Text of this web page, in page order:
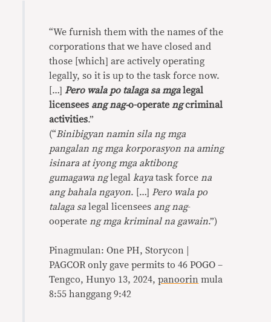
“We furnish them with the names of the
corporations that we have closed and
those [which] are actively operating
legally, so it is up to the task force now.
[…] Pero wala po talaga sa mgalegal
licensees ang nag-o-operate ngcriminal
activities.”
(“Binibigyan namin sila ng mga
pangalan ng mga korporasyon na aming
isinara at iyong mga aktibong
gumagawa nglegal kaya task force na
ang bahala ngayon. […] Pero wala po
talaga sa legal licensees ang nag-
ooperate ng mga kriminal na gawain.”)
Pinagmulan: One PH, Storycon |
PAGCOR only gave permits to 46 POGO –
Tengco, Hunyo 13, 2024,panoorin mula
8:55 hanggang 9:42